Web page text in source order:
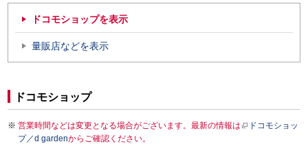
ドコモショップを表示
量販店などを表示
ドコモショップ
営業時間などは変更となる場合がございます。最新の情報は
ドコモショッ
プ／d gardenからご確認ください。